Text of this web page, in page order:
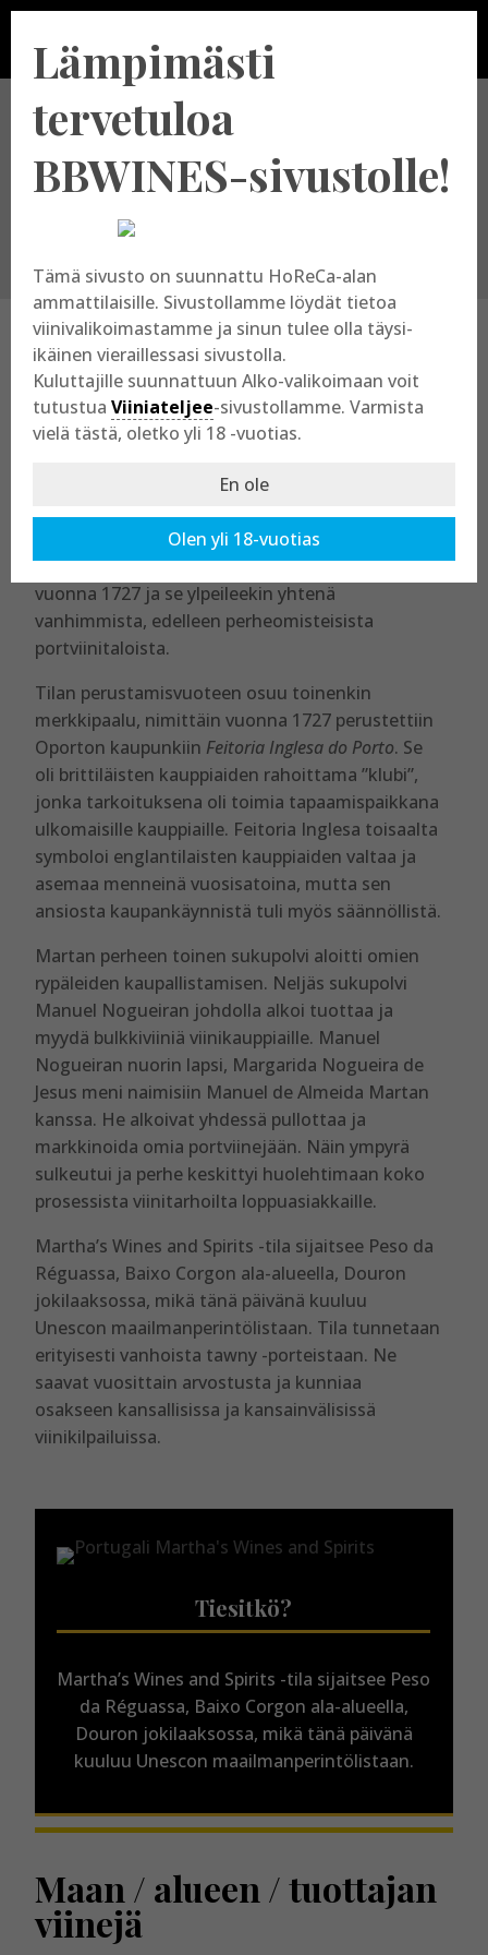
Portugali – Martha’s Wines and
Spirits
Martha’s Wines and Spirits on dourolainen
portviinituottaja jo kuudennessa sukupolvessa.
Perheen historia portviinien parissa alkoi jo
vuonna 1727 ja se ylpeileekin yhtenä
vanhimmista, edelleen perheomisteisista
portviinitaloista.
Tilan perustamisvuoteen osuu toinenkin
merkkipaalu, nimittäin vuonna 1727 perustettiin
Oporton kaupunkiin Feitoria Inglesa do Porto. Se
oli brittiläisten kauppiaiden rahoittama ”klubi”,
jonka tarkoituksena oli toimia tapaamispaikkana
ulkomaisille kauppiaille. Feitoria Inglesa toisaalta
symboloi englantilaisten kauppiaiden valtaa ja
asemaa menneinä vuosisatoina, mutta sen
ansiosta kaupankäynnistä tuli myös säännöllistä.
Martan perheen toinen sukupolvi aloitti omien
rypäleiden kaupallistamisen. Neljäs sukupolvi
Manuel Nogueiran johdolla alkoi tuottaa ja
myydä bulkkiviiniä viinikauppiaille. Manuel
Nogueiran nuorin lapsi, Margarida Nogueira de
Jesus meni naimisiin Manuel de Almeida Martan
kanssa. He alkoivat yhdessä pullottaa ja
markkinoida omia portviinejään. Näin ympyrä
sulkeutui ja perhe keskittyi huolehtimaan koko
prosessista viinitarhoilta loppuasiakkaille.
Martha’s Wines and Spirits -tila sijaitsee Peso da
Réguassa, Baixo Corgon ala-alueella, Douron
jokilaaksossa, mikä tänä päivänä kuuluu
Unescon maailmanperintölistaan. Tila tunnetaan
erityisesti vanhoista tawny -porteistaan. Ne
saavat vuosittain arvostusta ja kunniaa
osakseen kansallisissa ja kansainvälisissä
viinikilpailuissa.
Tiesitkö?
Martha’s Wines and Spirits -tila sijaitsee Peso
da Réguassa, Baixo Corgon ala-alueella,
Douron jokilaaksossa, mikä tänä päivänä
kuuluu Unescon maailmanperintölistaan.
Maan / alueen / tuottajan
viinejä
Lämpimästi
tervetuloa
BBWINES-sivustolle!
Tämä sivusto on suunnattu HoReCa-alan
ammattilaisille. Sivustollamme löydät tietoa
viinivalikoimastamme ja sinun tulee olla täysi-
ikäinen vieraillessasi sivustolla.
Kuluttajille suunnattuun Alko-valikoimaan voit
tutustua Viiniateljee-sivustollamme. Varmista
vielä tästä, oletko yli 18 -vuotias.
En ole
Olen yli 18-vuotias